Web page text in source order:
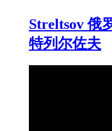
Streltsov 俄
特列尔佐夫